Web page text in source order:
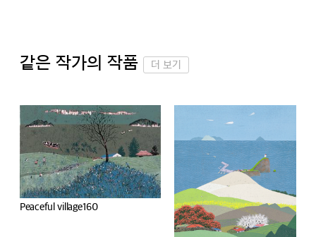
같은 작가의 작품 더 보기
한가로운 마을-자전거타기